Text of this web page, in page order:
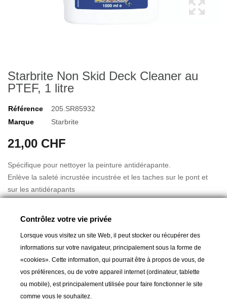
Starbrite Non Skid Deck Cleaner au
PTEF, 1 litre
Référence
205.SR85932
Marque
Starbrite
21,00 CHF
Spécifique pour nettoyer la peinture antidérapante.
Enlève la saleté incrustée incustrée et les taches sur le pont et
sur les antidérapants
Utilisation facile, pas besoin de frotter
N'enlève pas le polish et le wax
PTEF® est un nom de marque protégé par Starbrite pour
polytetrafluoréthylénique.
Contenu: 1 l
Ajouter au panier
Contrôlez votre vie privée
Lorsque vous visitez un site Web, il peut stocker ou récupérer des
informations sur votre navigateur, principalement sous la forme de
«cookies». Cette information, qui pourrait être à propos de vous, de
vos préférences, ou de votre appareil internet (ordinateur, tablette
ou mobile), est principalement utilisée pour faire fonctionner le site
comme vous le souhaitez.